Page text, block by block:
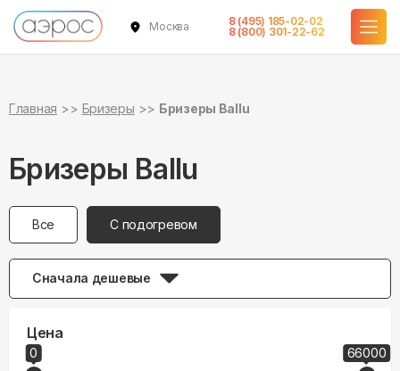
Москва
8 (495) 185-02-02
8 (800) 301-22-62
Главная Бризеры Бризеры Ballu
Бризеры Ballu
Все С подогревом
Сначала дешевые
Цена
0 66000